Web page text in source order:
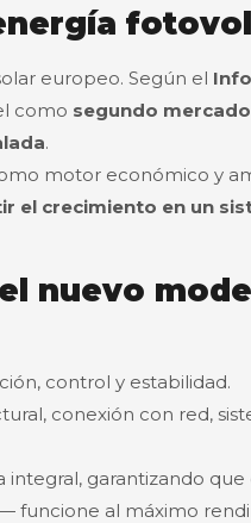
europeo. Según el
como segundo
.
motor económico y
el crecimiento en un
nuevo
control y estabilidad.
conexión con red,
integral, garantizando que
funcione al máximo